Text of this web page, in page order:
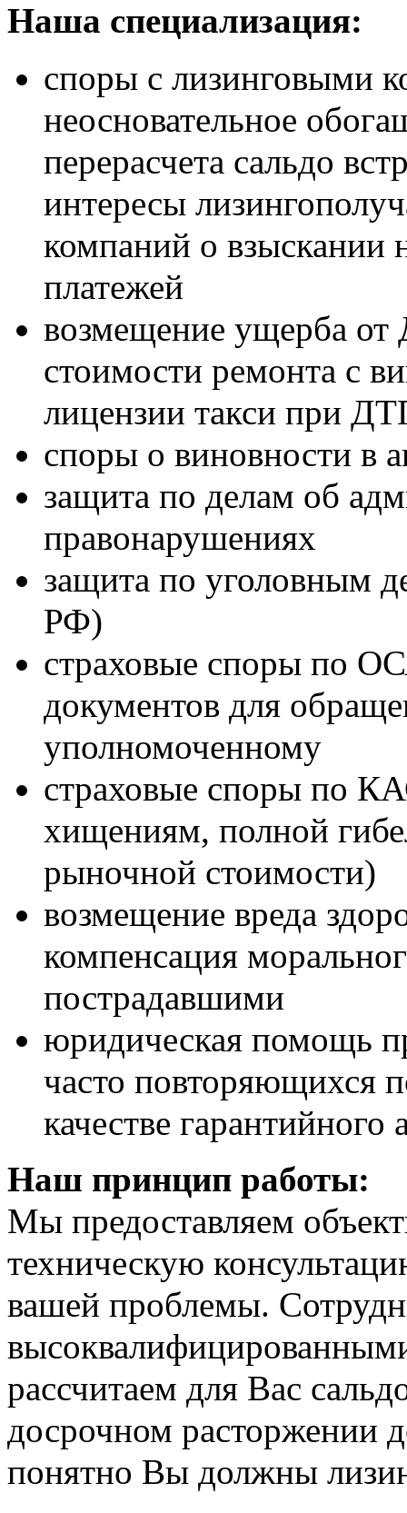
Наша специализация:
споры с лизинговыми
неосновательное
перерасчета сальдо
интересы
компаний о взыскании
платежей
возмещение ущерба
стоимости ремонта с
лицензии такси при
споры о виновности в
защита по делам об
правонарушениях
защита по уголовным
РФ)
страховые споры по
документов для
уполномоченному
страховые споры по
хищениям, полной
рыночной стоимости)
возмещение вреда
компенсация
пострадавшими
юридическая помощь
часто повторяющихся
качестве гарантийного
Наш принцип работы:
Мы предоставляем
техническую
вашей проблемы.
рассчитаем для Вас
досрочном расторжении
понятно Вы должны